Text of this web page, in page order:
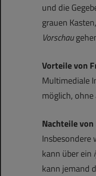
und die
grauen
Vorschau
Vorteile von
Multimediale
möglich,
Nachteile von
Insbesondere
kann über ein
kann jemand